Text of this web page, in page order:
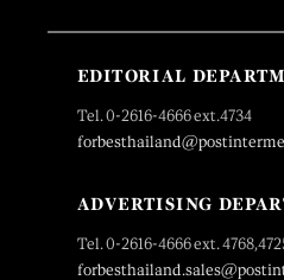
EDITORIAL
Tel. 0-2616-4666 ext.4734
ADVERTISING
Tel. 0-2616-4666 ext.